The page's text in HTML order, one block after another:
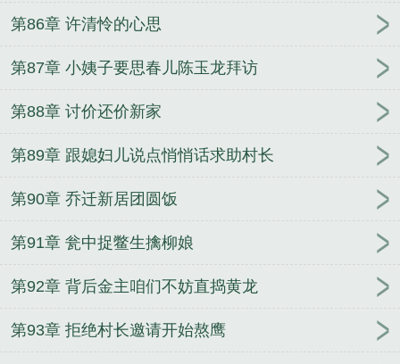
第86章 许清怜的心思
第87章 小姨子要思春儿陈玉龙拜访
第88章 讨价还价新家
第89章 跟媳妇儿说点悄悄话求助村长
第90章 乔迁新居团圆饭
第91章 瓮中捉鳖生擒柳娘
第92章 背后金主咱们不妨直捣黄龙
第93章 拒绝村长邀请开始熬鹰